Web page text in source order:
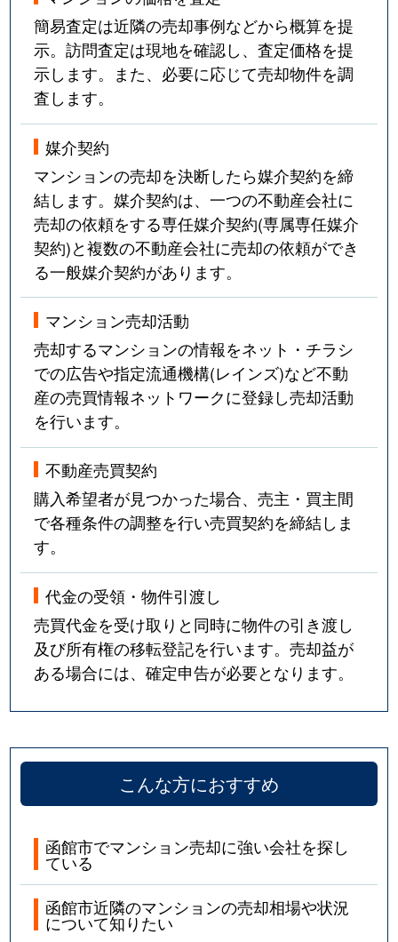
簡易査定は近隣の売却事例などから概算を提
示。訪問査定は現地を確認し、査定価格を提
示します。また、必要に応じて売却物件を調
査します。
媒介契約
マンションの売却を決断したら媒介契約を締
結します。媒介契約は、一つの不動産会社に
売却の依頼をする専任媒介契約(専属専任媒介
契約)と複数の不動産会社に売却の依頼ができ
る一般媒介契約があります。
マンション売却活動
売却するマンションの情報をネット・チラシ
での広告や指定流通機構(レインズ)など不動
産の売買情報ネットワークに登録し売却活動
を行います。
不動産売買契約
購入希望者が見つかった場合、売主・買主間
で各種条件の調整を行い売買契約を締結しま
す。
代金の受領・物件引渡し
売買代金を受け取りと同時に物件の引き渡し
及び所有権の移転登記を行います。売却益が
ある場合には、確定申告が必要となります。
こんな方におすすめ
函館市でマンション売却に強い会社を探し
ている
函館市近隣のマンションの売却相場や状況
について知りたい